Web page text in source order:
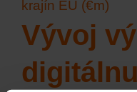
Vývoj